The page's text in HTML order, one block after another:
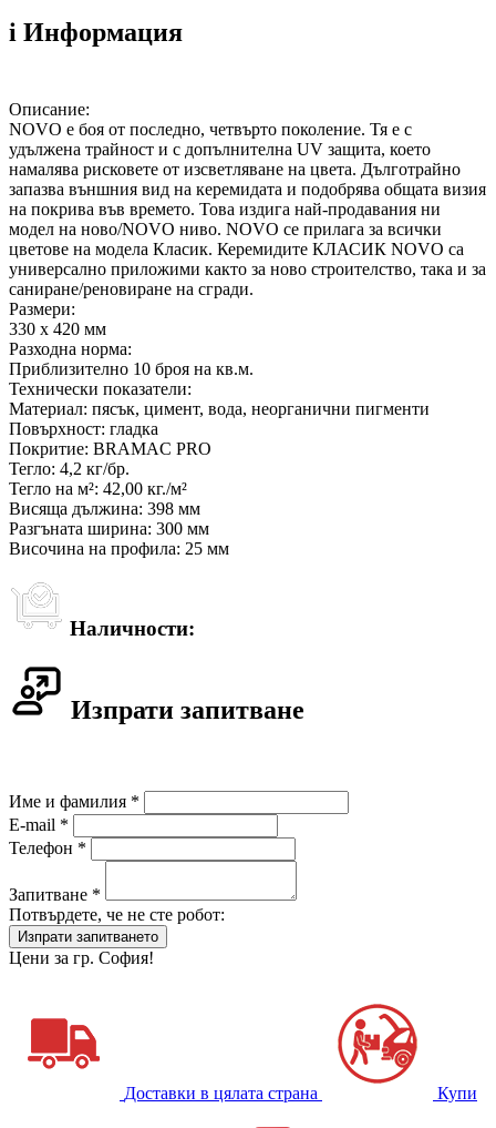
i Информация
Описание:
NOVO е боя от последно, четвърто поколение. Тя е с
удължена трайност и с допълнителна UV защита, което
намалява рисковете от изсветляване на цвета. Дълготрайно
запазва външния вид на керемидата и подобрява общата визия
на покрива във времето. Това издига най-продавания ни
модел на ново/NOVO ниво. NOVO се прилага за всички
цветове на модела Класик. Керемидите КЛАСИК NOVO са
универсално приложими както за ново строителство, така и за
саниране/реновиране на сгради.
Размери:
330 x 420 мм
Разходна норма:
Приблизително 10 броя на кв.м.
Технически показатели:
Материал: пясък, цимент, вода, неорганични пигменти
Повърхност: гладка
Покритие: BRAMAC PRO
Тегло: 4,2 кг/бр.
Тегло на м²: 42,00 кг./м²
Висяща дължина: 398 мм
Разгъната ширина: 300 мм
Височина на профила: 25 мм
Наличности:
Изпрати запитване
Име и фамилия *
E-mail *
Телефон *
Запитване *
Потвърдете, че не сте робот:
Цени за гр. София!
Доставки в цялата страна Купи